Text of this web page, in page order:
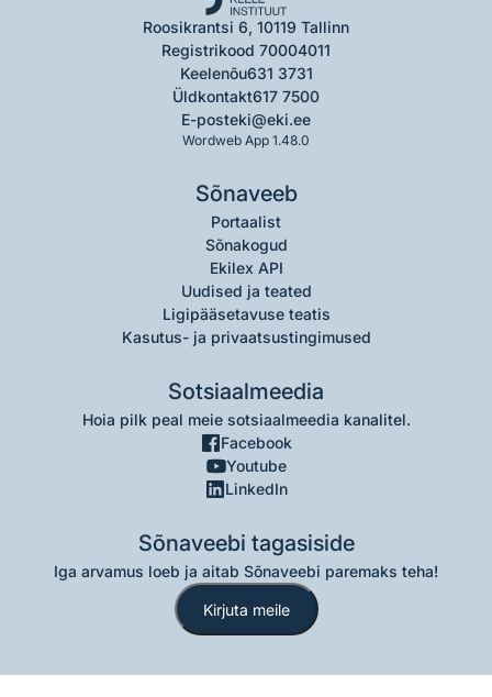
Roosikrantsi 6, 10119 Tallinn
Registrikood 70004011
Keelenõu631 3731
Üldkontakt617 7500
E-posteki@eki.ee
Wordweb App 1.48.0
Sõnaveeb
Portaalist
Sõnakogud
Ekilex API
Uudised ja teated
Ligipääsetavuse teatis
Kasutus- ja privaatsustingimused
Sotsiaalmeedia
Hoia pilk peal meie sotsiaalmeedia kanalitel.
Facebook
Youtube
LinkedIn
Sõnaveebi tagasiside
Iga arvamus loeb ja aitab Sõnaveebi paremaks teha!
Kirjuta meile